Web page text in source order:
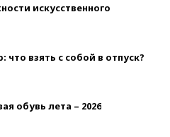
искусственного
взять с собой в отпуск?
обувь лета – 2026